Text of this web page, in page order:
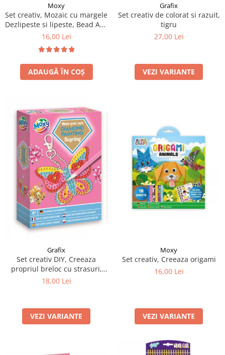
Moxy
Set creativ, Mozaic cu margele
Dezlipeste si lipeste, Bead Art,
unicorn, A5
16,00 Lei
ADAUGĂ ÎN COȘ
Grafix
Set creativ de colorat si razuit,
tigru
27,00 Lei
VEZI VARIANTE
Grafix
Set creativ DIY, Creeaza
propriul breloc cu strasuri,
Diamond Paint, Grafix
18,00 Lei
VEZI VARIANTE
Moxy
Set creativ, Creeaza origami
16,00 Lei
VEZI VARIANTE